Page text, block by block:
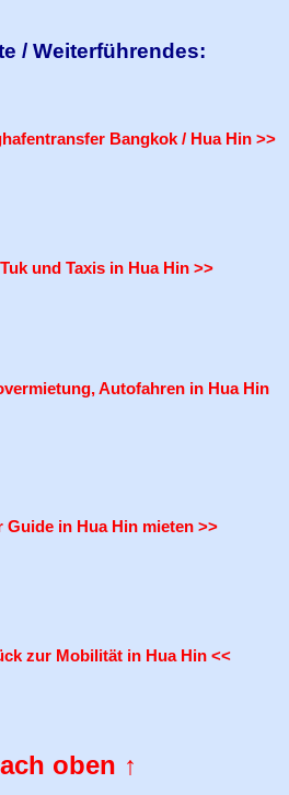
/ Weiterführendes:
Bangkok / Hua Hin >>
und Taxis in Hua Hin >>
Autofahren in Hua Hin
Guide in Hua Hin mieten >>
zur Mobilität in Hua Hin <<
oben ↑